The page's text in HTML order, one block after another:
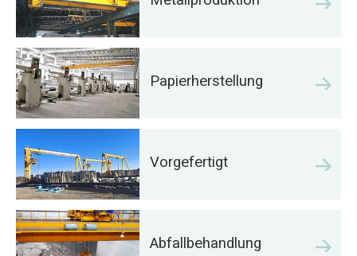
Papierherstellung
Vorgefertigt
Abfallbehandlung